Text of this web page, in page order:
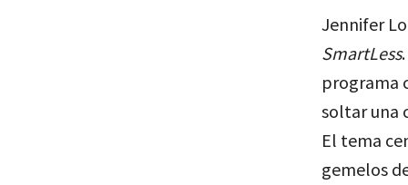
Jennifer
SmartLess
programa
soltar una
El tema
gemelos